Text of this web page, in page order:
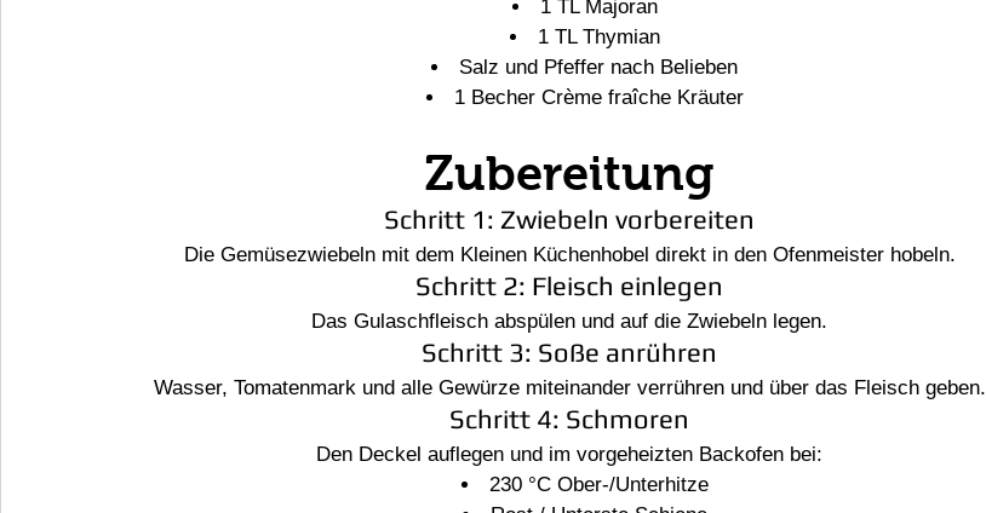
1 TL Majoran
1 TL Thymian
Salz und Pfeffer nach Belieben
1 Becher Crème fraîche Kräuter
Zubereitung
Schritt 1: Zwiebeln vorbereiten
Die Gemüsezwiebeln mit dem Kleinen Küchenhobel direkt in den Ofenmeister hobeln.
Schritt 2: Fleisch einlegen
Das Gulaschfleisch abspülen und auf die Zwiebeln legen.
Schritt 3: Soße anrühren
Wasser, Tomatenmark und alle Gewürze miteinander verrühren und über das Fleisch geben.
Schritt 4: Schmoren
Den Deckel auflegen und im vorgeheizten Backofen bei:
230 °C Ober-/Unterhitze